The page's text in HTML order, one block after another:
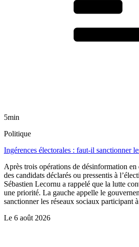
5min
Politique
Ingérences électorales : faut-il sanctionner
Après trois opérations de désinformation
des candidats déclarés ou pressentis à
Sébastien Lecornu a rappelé que la lutte
une priorité. La gauche appelle le
sanctionner les réseaux sociaux participant
Le 6 août 2026